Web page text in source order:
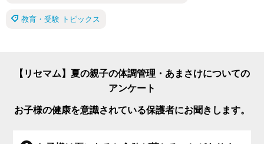
教育・受験 トピックス
【リセマム】夏の親子の体調管理・あまさけについての
アンケート
お子様の健康を意識されている保護者にお聞きします。